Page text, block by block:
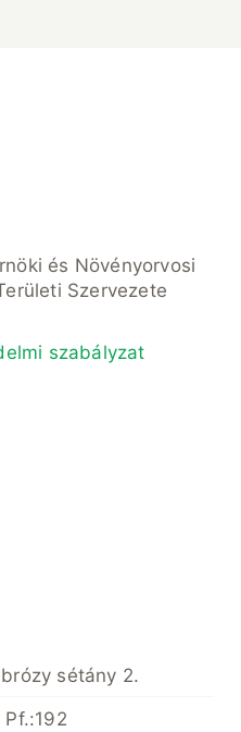
és Növényorvosi
Szervezete
szabályzat
sétány 2.